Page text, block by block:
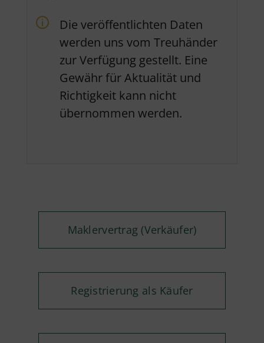
Die veröffentlichten Daten
werden uns vom Treuhänder
zur Verfügung gestellt. Eine
Gewähr für Aktualität und
Richtigkeit kann nicht
übernommen werden.
Maklervertrag (Verkäufer)
Registrierung als Käufer